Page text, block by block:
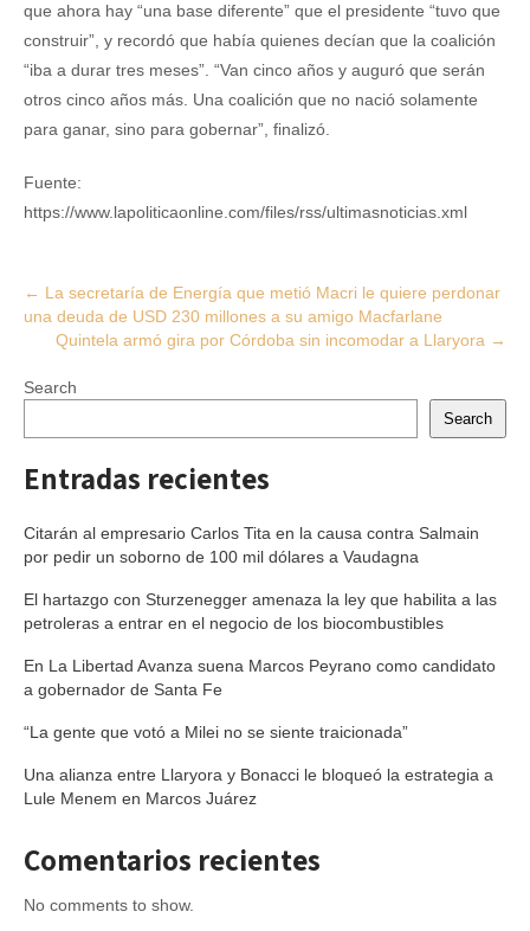
que ahora hay “una base diferente” que el presidente “tuvo que
construir”, y recordó que había quienes decían que la coalición
“iba a durar tres meses”. “Van cinco años y auguró que serán
otros cinco años más. Una coalición que no nació solamente
para ganar, sino para gobernar”, finalizó.
Fuente:
https://www.lapoliticaonline.com/files/rss/ultimasnoticias.xml
Post
navigation
← La secretaría de Energía que metió Macri le quiere perdonar
una deuda de USD 230 millones a su amigo Macfarlane
Quintela armó gira por Córdoba sin incomodar a Llaryora →
Search
Search
Entradas recientes
Citarán al empresario Carlos Tita en la causa contra Salmain
por pedir un soborno de 100 mil dólares a Vaudagna
El hartazgo con Sturzenegger amenaza la ley que habilita a las
petroleras a entrar en el negocio de los biocombustibles
En La Libertad Avanza suena Marcos Peyrano como candidato
a gobernador de Santa Fe
“La gente que votó a Milei no se siente traicionada”
Una alianza entre Llaryora y Bonacci le bloqueó la estrategia a
Lule Menem en Marcos Juárez
Comentarios recientes
No comments to show.